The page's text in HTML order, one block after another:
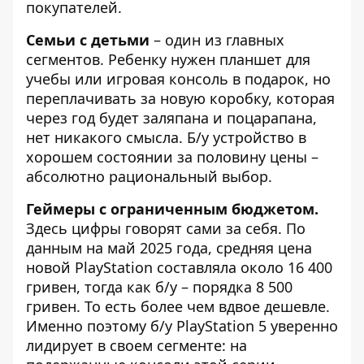
покупателей.
Семьи с детьми – один из главных
сегментов. Ребенку нужен планшет для
учебы или игровая консоль в подарок, но
переплачивать за новую коробку, которая
через год будет заляпана и поцарапана,
нет никакого смысла. Б/у устройство в
хорошем состоянии за половину цены –
абсолютно рациональный выбор.
Геймеры с ограниченным бюджетом.
Здесь цифры говорят сами за себя. По
данным на май 2025 года, средняя цена
новой PlayStation составляла около 16 400
гривен, тогда как б/у – порядка 8 500
гривен. То есть более чем вдвое дешевле.
Именно поэтому б/у PlayStation 5 уверенно
лидирует в своем сегменте: на